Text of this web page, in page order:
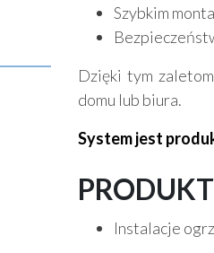
Szybkim
Dzięki tym
domu lub biura.
System jest
Instalacje